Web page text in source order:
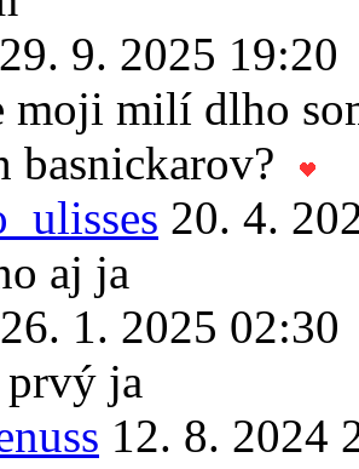
29. 9. 2025 19:20
moji milí dlho
basnickarov?
20. 4.
aj ja
26. 1. 2025 02:30
ja
12. 8. 2024